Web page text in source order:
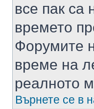
все пак са
времето
Форумите
време на
реалното
Върнете се в